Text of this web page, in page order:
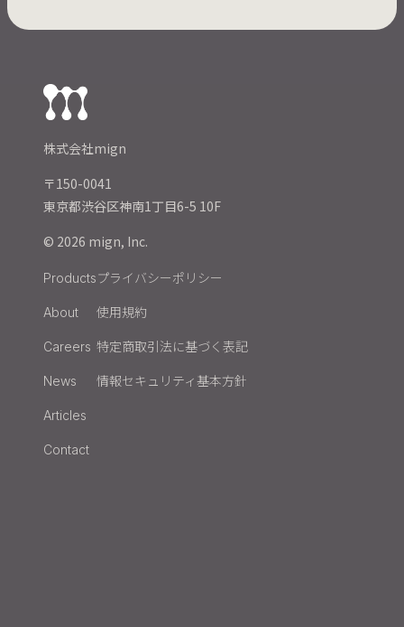
株式会社mign
〒150-0041
東京都渋谷区神南1丁目6-5 10F
© 2026 mign, Inc.
Products
About
Careers
News
Articles
Contact
プライバシーポリシー
使用規約
特定商取引法に基づく表記
情報セキュリティ基本方針